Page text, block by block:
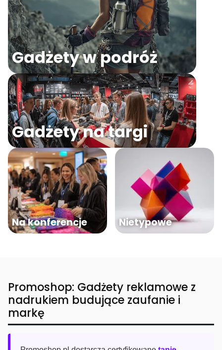
Gadżety w podróż
Gadżety na targi
Na konferencje Nietypowe
Promoshop: Gadżety reklamowe z
nadrukiem budujące zaufanie i
markę